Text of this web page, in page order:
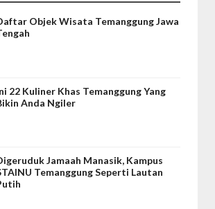
Objek Wisata Temanggung Jawa
22 Kuliner Khas Temanggung Yang
Anda Ngiler
Jamaah Manasik, Kampus
Temanggung Seperti Lautan